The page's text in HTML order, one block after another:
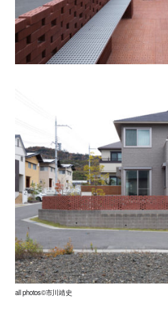
all photos©市川靖史